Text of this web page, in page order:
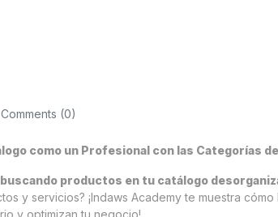
Comments (0)
como un Profesional con las Categorías
productos en tu catálogo
y servicios? ¡Indaws Academy te muestra
y optimizan tu negocio!